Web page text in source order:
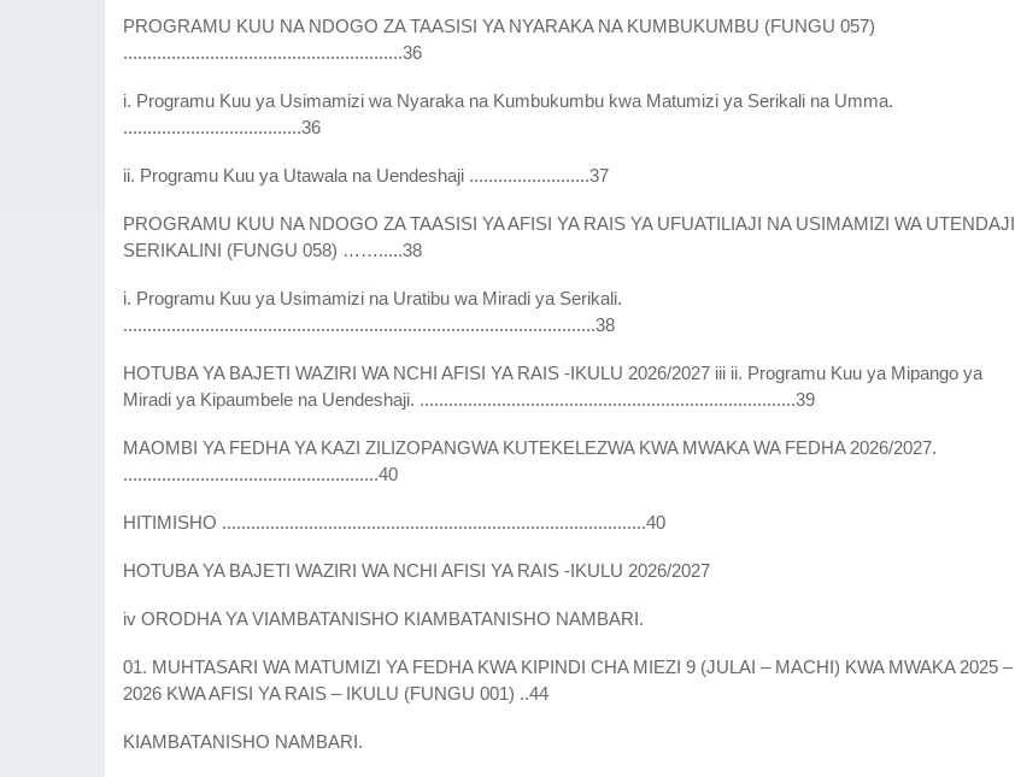
PROGRAMU KUU NA NDOGO ZA TAASISI YA NYARAKA NA KUMBUKUMBU (FUNGU 057)
..........................................................36
i. Programu Kuu ya Usimamizi wa Nyaraka na Kumbukumbu kwa Matumizi ya Serikali na Umma.
.....................................36
ii. Programu Kuu ya Utawala na Uendeshaji .........................37
PROGRAMU KUU NA NDOGO ZA TAASISI YA AFISI YA RAIS YA UFUATILIAJI NA USIMAMIZI WA UTENDAJI
SERIKALINI (FUNGU 058) …….....38
i. Programu Kuu ya Usimamizi na Uratibu wa Miradi ya Serikali.
..................................................................................................38
HOTUBA YA BAJETI WAZIRI WA NCHI AFISI YA RAIS -IKULU 2026/2027 iii ii. Programu Kuu ya Mipango ya
Miradi ya Kipaumbele na Uendeshaji. ..............................................................................39
MAOMBI YA FEDHA YA KAZI ZILIZOPANGWA KUTEKELEZWA KWA MWAKA WA FEDHA 2026/2027.
.....................................................40
HITIMISHO ........................................................................................40
HOTUBA YA BAJETI WAZIRI WA NCHI AFISI YA RAIS -IKULU 2026/2027
iv ORODHA YA VIAMBATANISHO KIAMBATANISHO NAMBARI.
01. MUHTASARI WA MATUMIZI YA FEDHA KWA KIPINDI CHA MIEZI 9 (JULAI – MACHI) KWA MWAKA 2025 –
2026 KWA AFISI YA RAIS – IKULU (FUNGU 001) ..44
KIAMBATANISHO NAMBARI.